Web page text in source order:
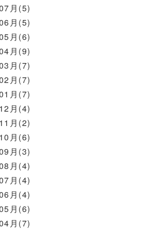
月(5)
月(5)
月(6)
月(9)
月(7)
月(7)
月(7)
月(4)
月(2)
月(6)
月(3)
月(4)
月(4)
月(4)
月(6)
月(7)